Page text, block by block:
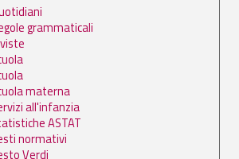
grammaticali
materna
all'infanzia
ASTAT
normativi
Verdi